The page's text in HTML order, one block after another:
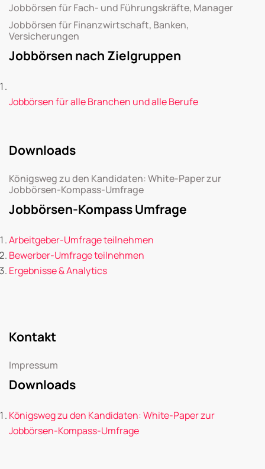
Jobbörsen für Fach- und Führungskräfte, Manager
Jobbörsen für Finanzwirtschaft, Banken,
Versicherungen
Jobbörsen nach Zielgruppen
Jobbörsen für alle Branchen und alle Berufe
Downloads
Königsweg zu den Kandidaten: White-Paper zur
Jobbörsen-Kompass-Umfrage
Jobbörsen-Kompass Umfrage
Arbeitgeber-Umfrage teilnehmen
Bewerber-Umfrage teilnehmen
Ergebnisse & Analytics
Kontakt
Impressum
Downloads
Königsweg zu den Kandidaten: White-Paper zur
Jobbörsen-Kompass-Umfrage